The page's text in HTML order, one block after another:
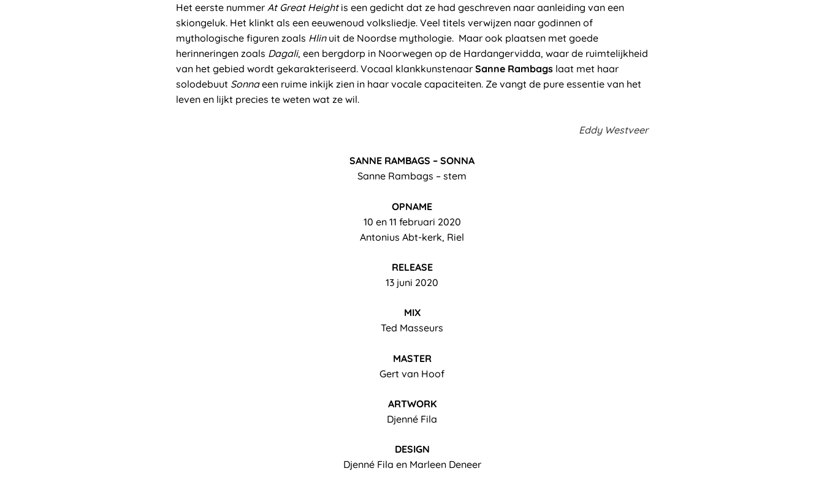
Het eerste nummer At Great Heightis een gedicht dat ze had geschreven naar aanleiding van een
skiongeluk. Het klinkt als een eeuwenoud volksliedje. Veel titels verwijzen naar godinnen of
mythologische figuren zoals Hlinuit de Noordse mythologie. Maar ook plaatsen met goede
herinneringen zoals Dagali, een bergdorp in Noorwegen op de Hardangervidda, waar de ruimtelijkheid
van het gebied wordt gekarakteriseerd. Vocaal klankkunstenaar Sanne Rambags laat met haar
solodebuut Sonnaeen ruime inkijk zien in haar vocale capaciteiten. Ze vangt de pure essentie van het
leven en lijkt precies te weten wat ze wil.
Eddy Westveer
SANNE RAMBAGS – SONNA
Sanne Rambags – stem
OPNAME
10 en 11 februari 2020
Antonius Abt-kerk, Riel
RELEASE
13 juni 2020
MIX
Ted Masseurs
MASTER
Gert van Hoof
ARTWORK
Djenné Fila
DESIGN
Djenné Fila en Marleen Deneer